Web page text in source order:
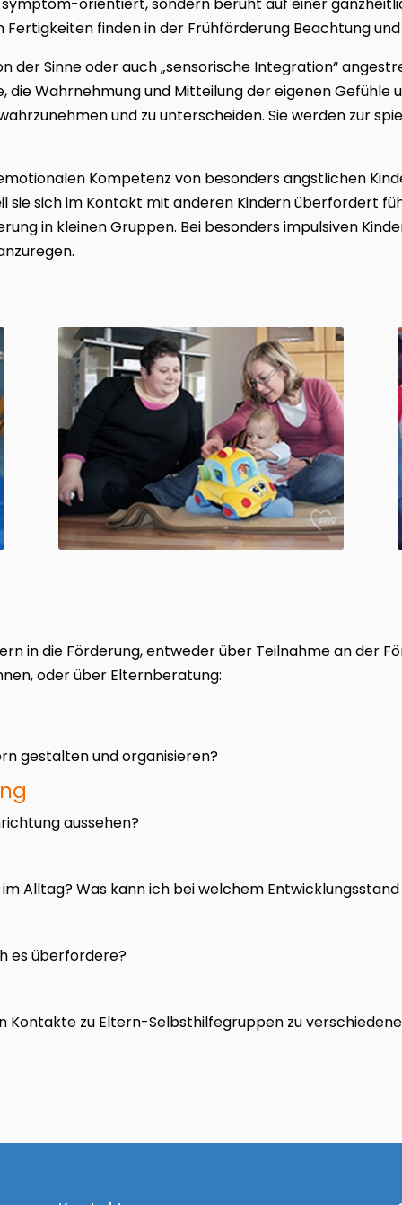
orientiert, sondern beruht auf einer
Fertigkeiten finden in der Frühförderung Beachtung
der Sinne oder auch „sensorische Integration“
die Wahrnehmung und Mitteilung der eigenen Gefühle
und zu unterscheiden. Sie werden zur
Kompetenz von besonders ängstlichen
sie sich im Kontakt mit anderen Kindern überfordert
in kleinen Gruppen. Bei besonders impulsiven
in die Förderung, entweder über Teilnahme an der
oder über Elternberatung:
gestalten und organisieren?
aussehen?
Alltag? Was kann ich bei welchem
es überfordere?
Kontakte zu Eltern-Selbsthilfegruppen zu